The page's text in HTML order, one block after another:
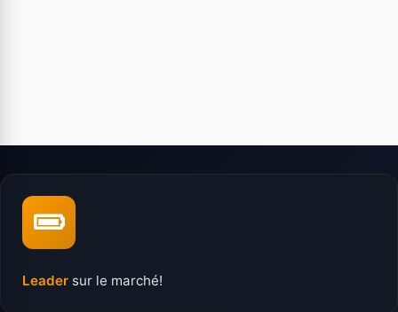
Leader sur le marché!